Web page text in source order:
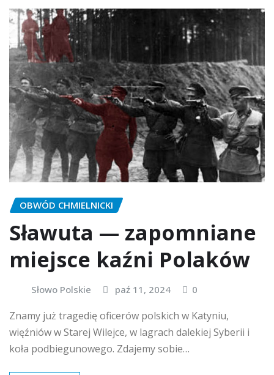
OBWÓD CHMIELNICKI
Sławuta — zapomniane
miejsce kaźni Polaków
Słowo Polskie paź 11, 2024 0
Znamy już tragedię oficerów polskich w Katyniu,
więźniów w Starej Wilejce, w lagrach dalekiej Syberii i
koła podbiegunowego. Zdajemy sobie…